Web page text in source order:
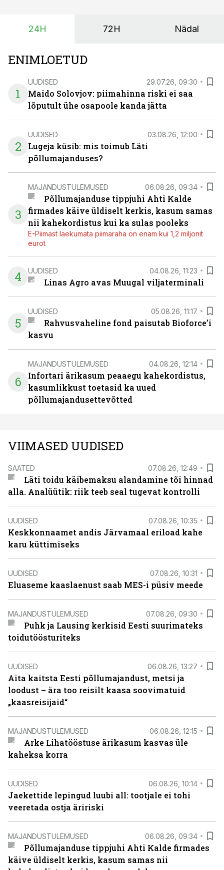
põllumajandusettevõtete jaoks üheks olulisemaks
24H 72H Nädal
ENIMLOETUD
1
UUDISED 29.07.26, 09:30
Maido Solovjov: piimahinna riski ei saa
lõputult ühe osapoole kanda jätta
2
UUDISED 03.08.26, 12:00
Lugeja küsib: mis toimub Läti
põllumajanduses?
3
MAJANDUSTULEMUSED 06.08.26, 09:34
Põllumajanduse tippjuhi Ahti Kalde
firmades käive üldiselt kerkis, kasum samas
nii kahekordistus kui ka sulas pooleks
E-Piimast laekumata piimaraha on enam kui 1,2 miljonit
eurot
4 UUDISED 04.08.26, 11:23
Linas Agro avas Muugal viljaterminali
5
UUDISED 05.08.26, 11:17
Rahvusvaheline fond paisutab Bioforce’i
kasvu
6
MAJANDUSTULEMUSED 04.08.26, 12:14
Infortari ärikasum peaaegu kahekordistus,
kasumlikkust toetasid ka uued
põllumajandusettevõtted
VIIMASED UUDISED
SAATED 07.08.26, 12:49
Läti toidu käibemaksu alandamine tõi hinnad
alla. Analüütik: riik teeb seal tugevat kontrolli
UUDISED 07.08.26, 10:35
Keskkonnaamet andis Järvamaal eriload kahe
karu küttimiseks
UUDISED 07.08.26, 10:31
Eluaseme kaaslaenust saab MES-i püsiv meede
MAJANDUSTULEMUSED 07.08.26, 09:30
Puhk ja Lausing kerkisid Eesti suurimateks
toidutöösturiteks
UUDISED 06.08.26, 13:27
Aita kaitsta Eesti põllumajandust, metsi ja
loodust – ära too reisilt kaasa soovimatuid
„kaasreisijaid“
MAJANDUSTULEMUSED 06.08.26, 12:15
Arke Lihatööstuse ärikasum kasvas üle
kaheksa korra
UUDISED 06.08.26, 10:14
Jaekettide lepingud luubi all: tootjale ei tohi
veeretada ostja äririski
MAJANDUSTULEMUSED 06.08.26, 09:34
Põllumajanduse tippjuhi Ahti Kalde firmades
käive üldiselt kerkis, kasum samas nii